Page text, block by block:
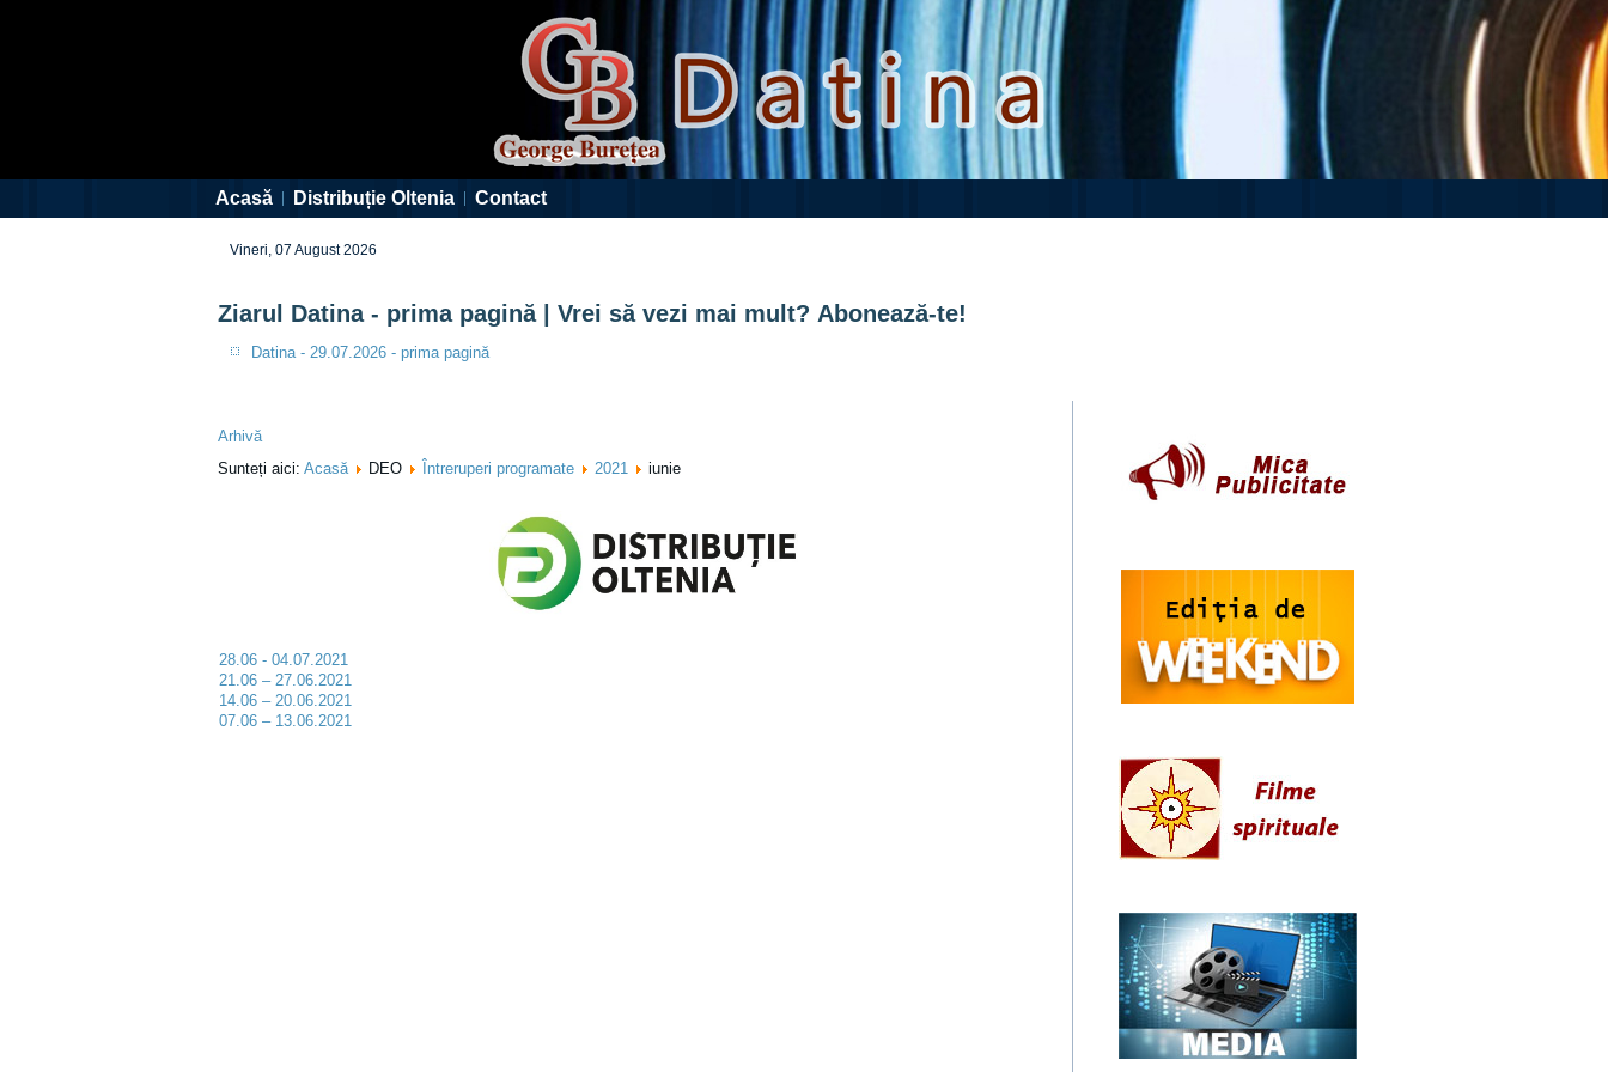
Acasă Distribuție Oltenia Contact
Vineri, 07 August 2026
Ziarul Datina - prima pagină | Vrei să vezi mai mult? Abonează-te!
Datina - 29.07.2026 - prima pagină
Arhivă
Sunteți aici: Acasă DEO Întreruperi programate 2021 iunie
28.06 - 04.07.2021
21.06 – 27.06.2021
14.06 – 20.06.2021
07.06 – 13.06.2021